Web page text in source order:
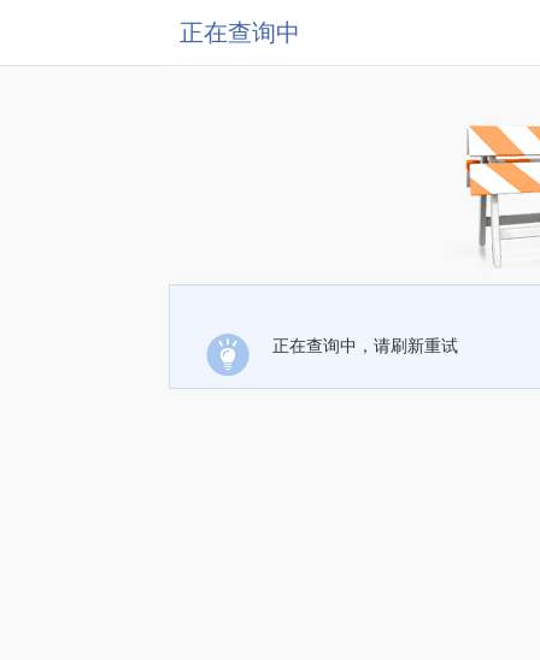
正在查询中
正在查询中，请刷新重试